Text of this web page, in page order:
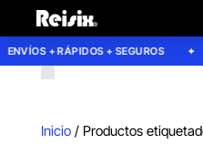
ENVÍOS + RÁPIDOS + SEGUROS
Inicio/ Productos